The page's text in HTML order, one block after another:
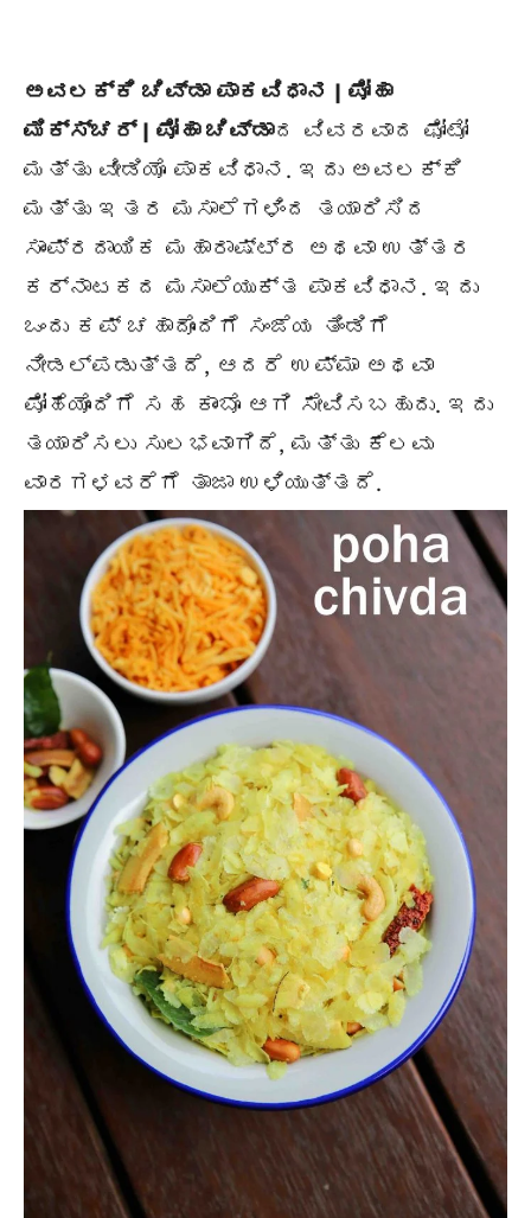
ಅವಲಕ್ಕಿ ಚಿವ್ಡಾ ಪಾಕವಿಧಾನ | ಪೋಹಾ
ಮಿಕ್ಸ್ಚರ್ | ಪೋಹಾ ಚಿವ್ಡಾದ ವಿವರವಾದ ಫೋಟೋ
ಮತ್ತು ವೀಡಿಯೊ ಪಾಕವಿಧಾನ. ಇದು ಅವಲಕ್ಕಿ
ಮತ್ತು ಇತರ ಮಸಾಲೆಗಳಿಂದ ತಯಾರಿಸಿದ
ಸಾಂಪ್ರದಾಯಿಕ ಮಹಾರಾಷ್ಟ್ರ ಅಥವಾ ಉತ್ತರ
ಕರ್ನಾಟಕದ ಮಸಾಲೆಯುಕ್ತ ಪಾಕವಿಧಾನ. ಇದು
ಒಂದು ಕಪ್ ಚಹಾದೊಂದಿಗೆ ಸಂಜೆಯ ತಿಂಡಿಗೆ
ನೀಡಲ್ಪಡುತ್ತದೆ, ಆದರೆ ಉಪ್ಮಾ ಅಥವಾ
ಪೋಹೆಯೊಂದಿಗೆ ಸಹ ಕಾಂಬೊ ಆಗಿ ಸೇವಿಸಬಹುದು. ಇದು
ತಯಾರಿಸಲು ಸುಲಭವಾಗಿದೆ, ಮತ್ತು ಕೆಲವು
ವಾರಗಳವರೆಗೆ ತಾಜಾ ಉಳಿಯುತ್ತದೆ.